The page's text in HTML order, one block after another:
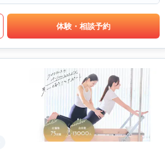
体験・相談予約